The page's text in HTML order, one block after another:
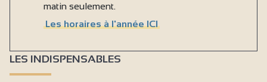
matin seulement.
Les horaires à l'année ICI
LES INDISPENSABLES